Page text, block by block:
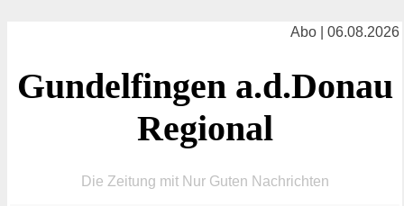
Abo | 06.08.2026
Gundelfingen a.d.Donau
Regional
Die Zeitung mit Nur Guten Nachrichten